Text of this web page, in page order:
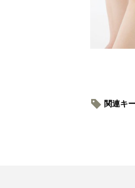
関連キ